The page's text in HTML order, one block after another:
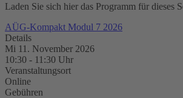
Laden Sie sich hier das Programm für dieses
AÜG-Kompakt Modul 7 2026
Details
Mi 11. November 2026
10:30 - 11:30 Uhr
Veranstaltungsort
Online
Gebühren